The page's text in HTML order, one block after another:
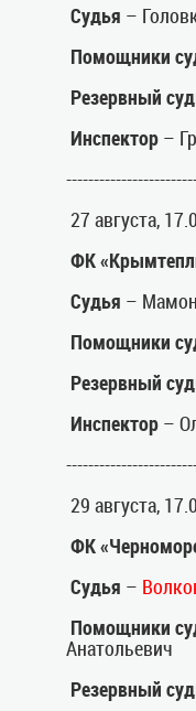
Судья –
Помощники
Резервный
Инспектор –
27 августа,
ФК
Судья –
Помощники
Резервный
Инспектор –
29 августа,
ФК
Судья –
Помощники
Анатольевич
Резервный